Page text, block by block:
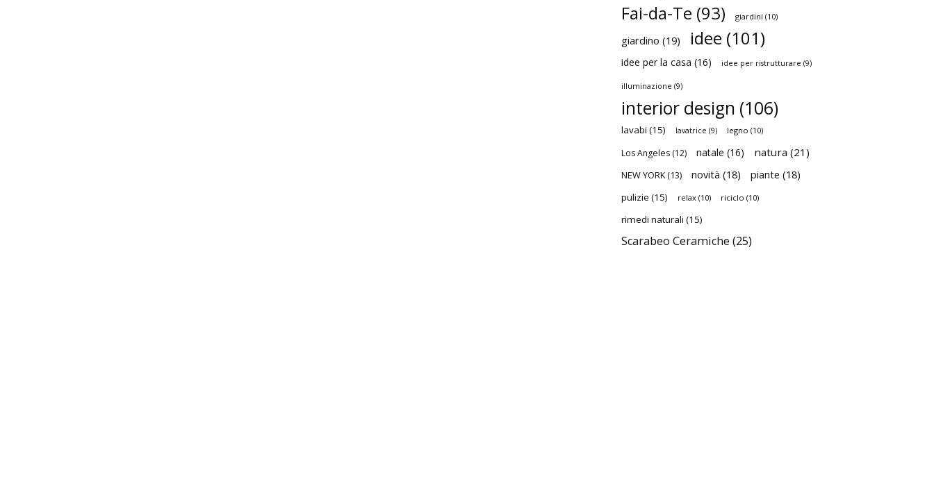
Fai-da-Te (93) giardini (10)
giardino (19) idee (101)
idee per la casa (16) idee per ristrutturare (9)
illuminazione (9)
interior design (106)
lavabi (15) lavatrice (9) legno (10)
Los Angeles (12) natale (16) natura (21)
NEW YORK(13) novità (18) piante (18)
pulizie (15) relax (10) riciclo (10)
rimedi naturali (15)
Scarabeo Ceramiche (25)